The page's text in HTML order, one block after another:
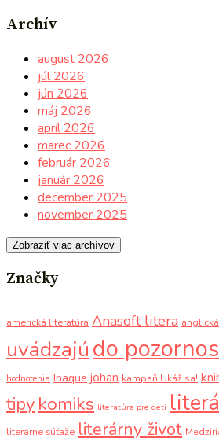
Archív
august 2026
júl 2026
jún 2026
máj 2026
apríl 2026
marec 2026
február 2026
január 2026
december 2025
november 2025
Zobraziť viac archívov
Značky
americká literatúra Anasoft litera
uvádzajúdo
hodnotenia Inaque johan kampaň Ukáž sa!
tipy komiks literatúra pre deti
literárne súťaže literárny život